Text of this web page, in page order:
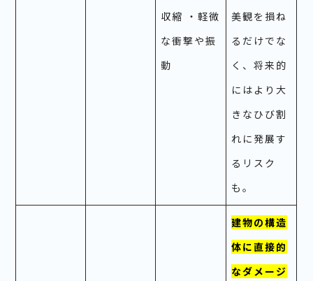
収縮 ・軽微
な衝撃や振
動
美観を損ね
るだけでな
く、将来的
にはより大
きなひび割
れに発展す
るリスク
も。
建物の構造
体に直接的
なダメージ